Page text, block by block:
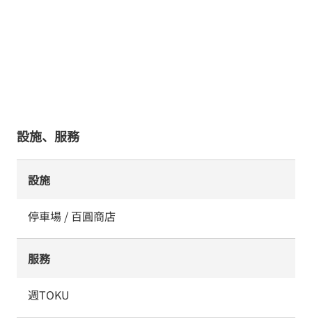
設施、服務
設施
停車場 / 百圓商店
服務
週TOKU